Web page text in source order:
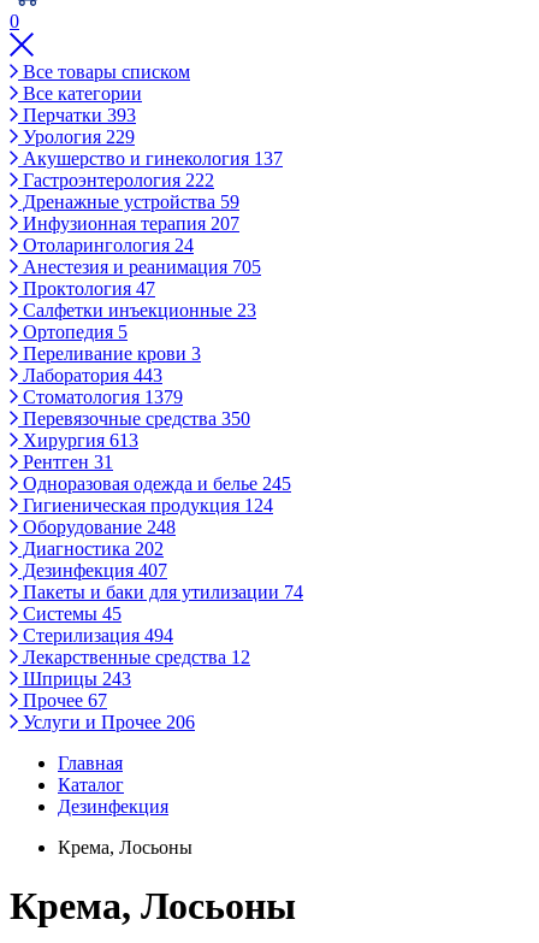
0
Все товары списком
Все категории
Перчатки 393
Урология 229
Акушерство и гинекология 137
Гастроэнтерология 222
Дренажные устройства 59
Инфузионная терапия 207
Отоларингология 24
Анестезия и реанимация 705
Проктология 47
Салфетки инъекционные 23
Ортопедия 5
Переливание крови 3
Лаборатория 443
Стоматология 1379
Перевязочные средства 350
Хирургия 613
Рентген 31
Одноразовая одежда и белье 245
Гигиеническая продукция 124
Оборудование 248
Диагностика 202
Дезинфекция 407
Пакеты и баки для утилизации 74
Системы 45
Стерилизация 494
Лекарственные средства 12
Шприцы 243
Прочее 67
Услуги и Прочее 206
Главная
Каталог
Дезинфекция
Крема, Лосьоны
Крема, Лосьоны